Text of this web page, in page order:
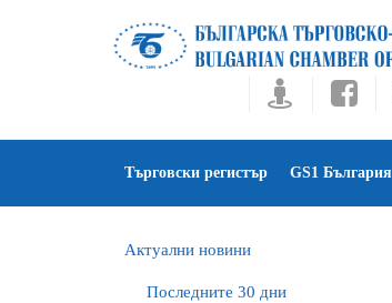
Търговски регистър GS1 България
Актуални новини
Последните 30 дни